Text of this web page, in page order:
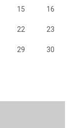
15 16
22 23
29 30